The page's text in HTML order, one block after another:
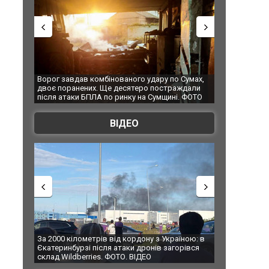
Ворог завдав комбінованого удару по Сумах,
двоє поранених. Ще десятеро постраждали
після атаки БПЛА по ринку на Сумщині. ФОТО
ВІДЕО
За 2000 кілометрів від кордону з Україною: в
Єкатеринбурзі після атаки дронів загорівся
склад Wildberries. ФОТО. ВІДЕО